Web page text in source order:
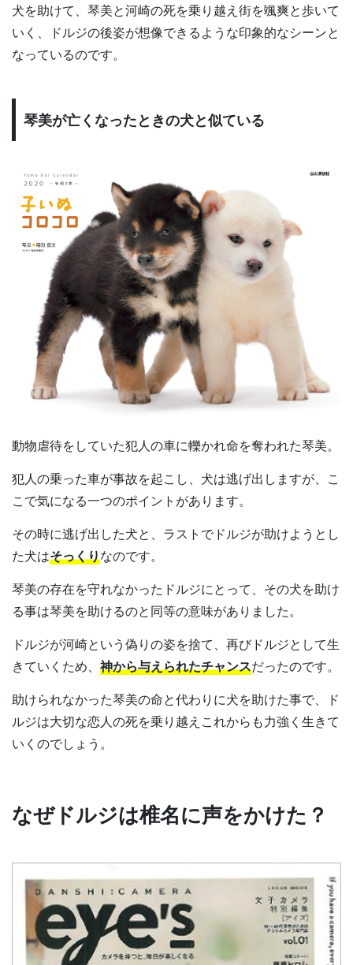
犬を助けて、琴美と河崎の死を乗り越え街を颯爽と歩いて
いく、ドルジの後姿が想像できるような印象的なシーンと
なっているのです。
琴美が亡くなったときの犬と似ている
動物虐待をしていた犯人の車に轢かれ命を奪われた琴美。
犯人の乗った車が事故を起こし、犬は逃げ出しますが、こ
こで気になる一つのポイントがあります。
その時に逃げ出した犬と、ラストでドルジが助けようとし
た犬はそっくりなのです。
琴美の存在を守れなかったドルジにとって、その犬を助け
る事は琴美を助けるのと同等の意味がありました。
ドルジが河崎という偽りの姿を捨て、再びドルジとして生
きていくため、 神から与えられたチャンスだったのです。
助けられなかった琴美の命と代わりに犬を助けた事で、ド
ルジは大切な恋人の死を乗り越えこれからも力強く生きて
いくのでしょう。
なぜドルジは椎名に声をかけた？